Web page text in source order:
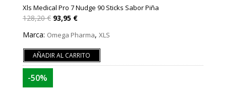
Xls Medical Pro 7 Nudge 90 Sticks Sabor Piña
128,20€ El
precio
original
era:
93,95 €El
precio
es:
Marca: Omega Pharma, XLS
AÑADIR AL CARRITO
-50%